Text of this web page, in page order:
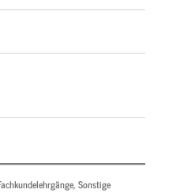
Sonstige